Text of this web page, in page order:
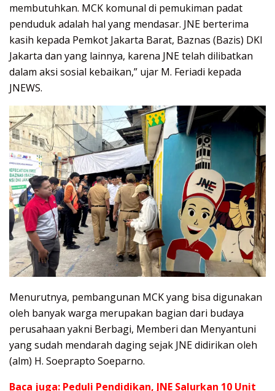
membutuhkan. MCK komunal di pemukiman padat
penduduk adalah hal yang mendasar. JNE berterima
kasih kepada Pemkot Jakarta Barat, Baznas (Bazis) DKI
Jakarta dan yang lainnya, karena JNE telah dilibatkan
dalam aksi sosial kebaikan,” ujar M. Feriadi kepada
JNEWS.
Menurutnya, pembangunan MCK yang bisa digunakan
oleh banyak warga merupakan bagian dari budaya
perusahaan yakni Berbagi, Memberi dan Menyantuni
yang sudah mendarah daging sejak JNE didirikan oleh
(alm) H. Soeprapto Soeparno.
Baca juga: Peduli Pendidikan, JNE Salurkan 10 Unit